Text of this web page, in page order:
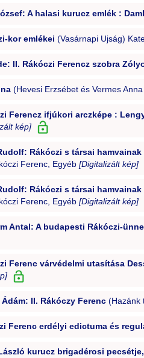
A halasi kurucz emlék :
kor emlékei (Vasárnapi Ujság)
II. Rákóczi Ferencz szobra
(Hevesi Erzsébet és Vermes
Ferencz ifjúkori arczképe :
kép]
Rákóczi s társai
Ferenc, Egyéb [Digitalizált kép]
Rákóczi s társai
Ferenc, Egyéb [Digitalizált kép]
Antal: A budapesti Rákóczi-
Ferenc várvédelmi utasítása
II. Rákóczy Ferenc(Hazánk
Ferenc erdélyi edictuma és
kurucz brigadérosi